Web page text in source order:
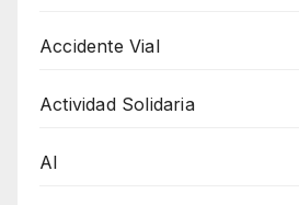
Accidente Vial
Actividad Solidaria
AI